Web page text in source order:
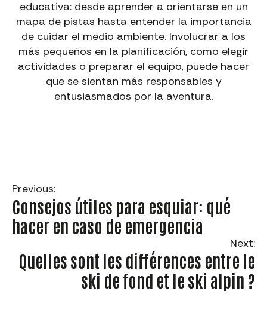
educativa: desde aprender a orientarse en un
mapa de pistas hasta entender la importancia
de cuidar el medio ambiente. Involucrar a los
más pequeños en la planificación, como elegir
actividades o preparar el equipo, puede hacer
que se sientan más responsables y
entusiasmados por la aventura.
Previous:
Consejos útiles para esquiar: qué
hacer en caso de emergencia
Next:
Quelles sont les différences entre le
ski de fond et le ski alpin ?